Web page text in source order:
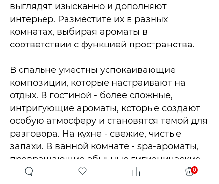
0
выглядят изысканно и дополняют
интерьер. Разместите их в разных
комнатах, выбирая ароматы в
соответствии с функцией пространства.​
В спальне уместны успокаивающие
композиции, которые настраивают на
отдых. В гостиной - более сложные,
интригующие ароматы, которые создают
особую атмосферу и становятся темой для
разговора. На кухне - свежие, чистые
запахи. В ванной комнате - spa-ароматы,
превращающие обычные гигиенические
процедуры в ритуал заботы о себе.